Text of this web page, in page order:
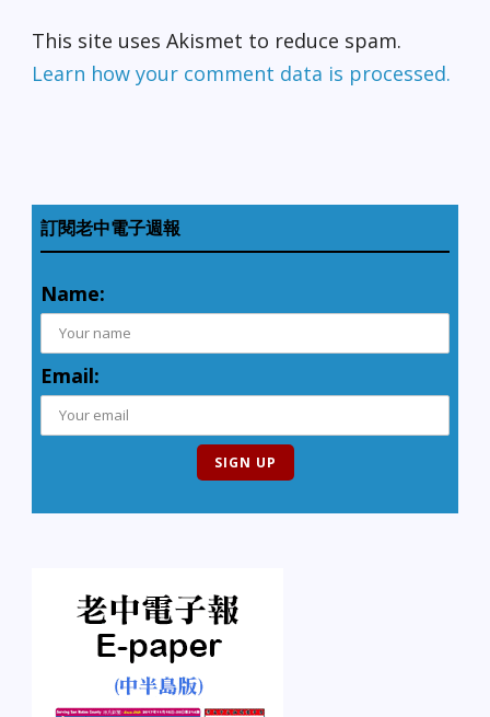
This site uses Akismet to reduce spam.
Learn how your comment data is processed.
訂閱老中電子週報
Name:
Email: